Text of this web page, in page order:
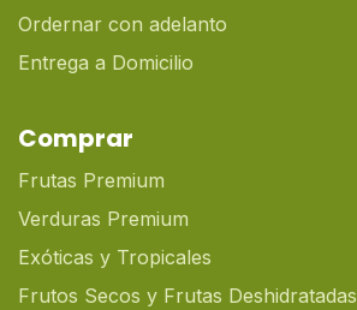
Ordernar con adelanto
Entrega a Domicilio
Comprar
Frutas Premium
Verduras Premium
Exóticas y Tropicales
Frutos Secos y Frutas Deshidratadas